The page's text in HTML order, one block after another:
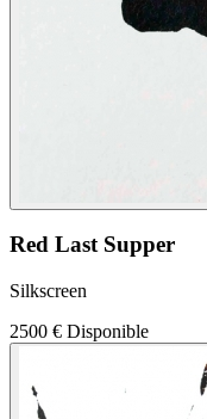
Red Last Supper
Silkscreen
2500 € Disponible